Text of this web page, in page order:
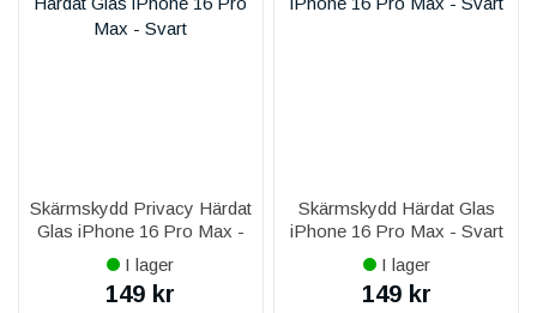
Skärmskydd Privacy Härdat
Glas iPhone 16 Pro Max -
Svart
I lager
149 kr
Skärmskydd Härdat Glas
iPhone 16 Pro Max - Svart
I lager
149 kr